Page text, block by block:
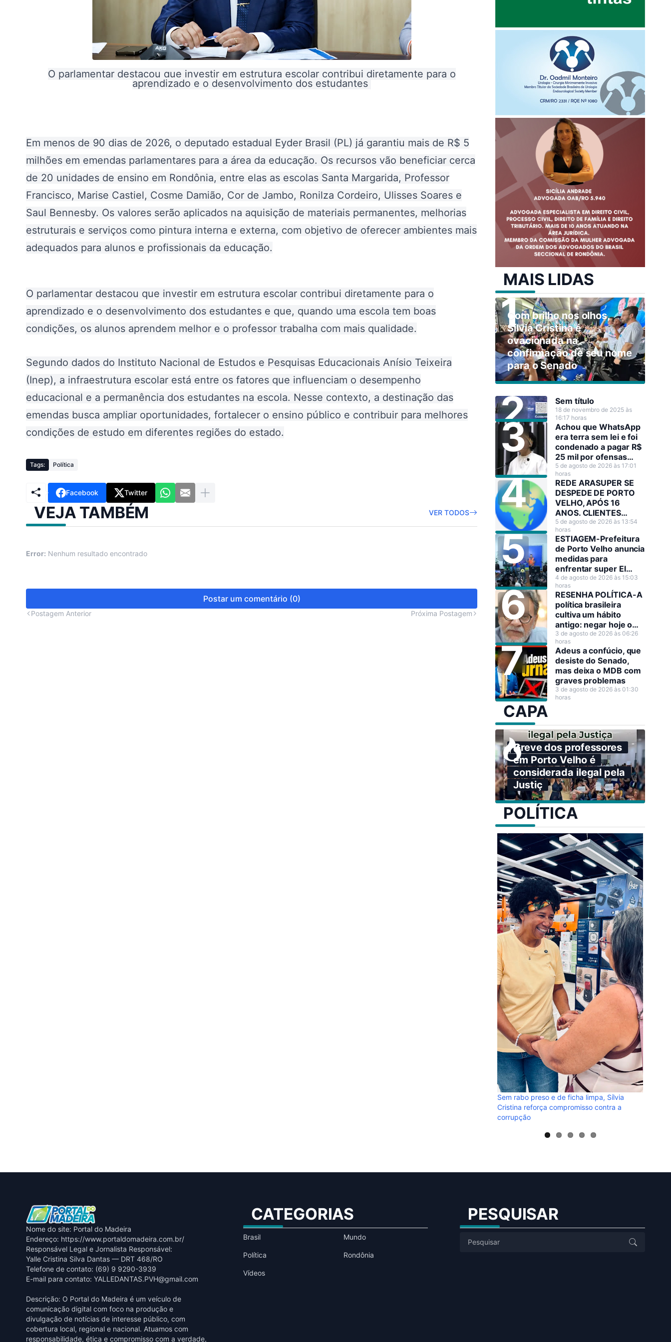
O parlamentar destacou que investir em estrutura escolar contribui diretamente para o
aprendizado e o desenvolvimento dos estudantes
Em menos de 90 dias de 2026, o deputado estadual Eyder Brasil (PL) já garantiu mais de R$ 5
milhões em emendas parlamentares para a área da educação. Os recursos vão beneficiar cerca
de 20 unidades de ensino em Rondônia, entre elas as escolas Santa Margarida, Professor
Francisco, Marise Castiel, Cosme Damião, Cor de Jambo, Ronilza Cordeiro, Ulisses Soares e
Saul Bennesby. Os valores serão aplicados na aquisição de materiais permanentes, melhorias
estruturais e serviços como pintura interna e externa, com objetivo de oferecer ambientes mais
adequados para alunos e profissionais da educação.
O parlamentar destacou que investir em estrutura escolar contribui diretamente para o
aprendizado e o desenvolvimento dos estudantes e que, quando uma escola tem boas
condições, os alunos aprendem melhor e o professor trabalha com mais qualidade.
Segundo dados do Instituto Nacional de Estudos e Pesquisas Educacionais Anísio Teixeira
(Inep), a infraestrutura escolar está entre os fatores que influenciam o desempenho
educacional e a permanência dos estudantes na escola. Nesse contexto, a destinação das
emendas busca ampliar oportunidades, fortalecer o ensino público e contribuir para melhores
condições de estudo em diferentes regiões do estado.
Tags: Política
Facebook Twitter
VEJA TAMBÉM VER TODOS
Error: Nenhum resultado encontrado
Postar um comentário (0)
Postagem Anterior Próxima Postagem
MAIS LIDAS
Com brilho nos olhos,
Sílvia Cristina é
ovacionada na
confirmação de seu nome
para o Senado
Sem título
18 de novembro de 2025 às
16:17 horas
Achou que WhatsApp
era terra sem lei e foi
condenado a pagar R$
25 mil por ofensas
raciais contra Sílvia
Cristina
5 de agosto de 2026 às 17:01
horas
REDE ARASUPER SE
DESPEDE DE PORTO
VELHO, APÓS 16
ANOS. CLIENTES
LAMENTAM A
DECISÃO!
5 de agosto de 2026 às 13:54
horas
ESTIAGEM-Prefeitura
de Porto Velho anuncia
medidas para
enfrentar super El
Niño
4 de agosto de 2026 às 15:03
horas
RESENHA POLÍTICA-A
política brasileira
cultiva um hábito
antigo: negar hoje o
que amanhã será
anunciado como
decisão estratégica.
3 de agosto de 2026 às 06:26
horas
Adeus a confúcio, que
desiste do Senado,
mas deixa o MDB com
graves problemas
3 de agosto de 2026 às 01:30
horas
CAPA
Greve dos professores
em Porto Velho é
considerada ilegal pela
Justiç
POLÍTICA
Sem rabo preso e de ficha limpa, Sílvia
Cristina reforça compromisso contra a
corrupção
Nome do site: Portal do Madeira
Endereço: https://www.portaldomadeira.com.br/
Responsável Legal e Jornalista Responsável:
Yalle Cristina Silva Dantas — DRT 468/RO
Telefone de contato: (69) 9 9290-3939
E-mail para contato: YALLEDANTAS.PVH@gmail.com
Descrição: O Portal do Madeira é um veículo de
comunicação digital com foco na produção e
divulgação de notícias de interesse público, com
cobertura local, regional e nacional. Atuamos com
responsabilidade, ética e compromisso com a verdade,
CATEGORIAS
Brasil Mundo
Política Rondônia
Vídeos
PESQUISAR